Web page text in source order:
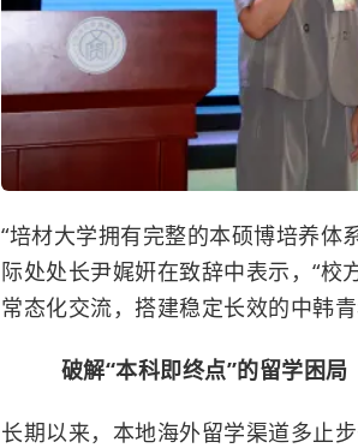
“培材大学拥有完整的本硕博培养体
际处处长尹娓姸在致辞中表示，“
常态化交流，搭建稳定长效的中韩
破解“本科即终点”的留学困局
长期以来，本地海外留学渠道多止